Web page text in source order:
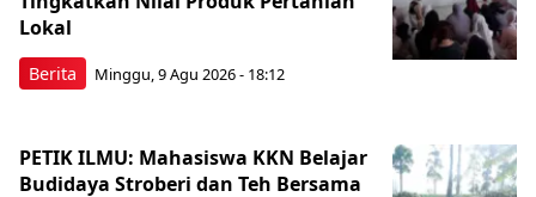
Berita
Lokal
Minggu, 9 Agu 2026 - 18:12
PETIK ILMU: Mahasiswa KKN Belajar
Budidaya Stroberi dan Teh Bersama